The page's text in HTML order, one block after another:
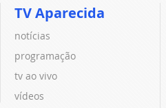
TV Aparecida
notícias
programação
tv ao vivo
vídeos